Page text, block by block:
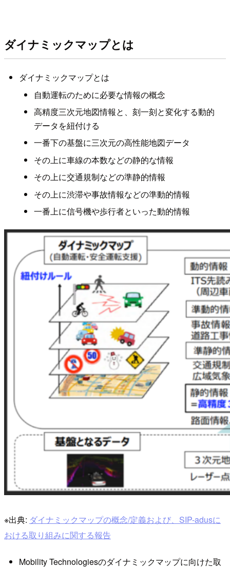
ダイナミックマップとは
ダイナミックマップとは
自動運転のために必要な情報の概念
高精度三次元地図情報と、刻一刻と変化する動的
データを紐付ける
一番下の基盤に三次元の高性能地図データ
その上に車線の本数などの静的な情報
その上に交通規制などの準静的情報
その上に渋滞や事故情報などの準動的情報
一番上に信号機や歩行者といった動的情報
※出典: ダイナミックマップの概念/定義および、SIP-adusに
おける取り組みに関する報告
Mobility Technologiesのダイナミックマップに向けた取